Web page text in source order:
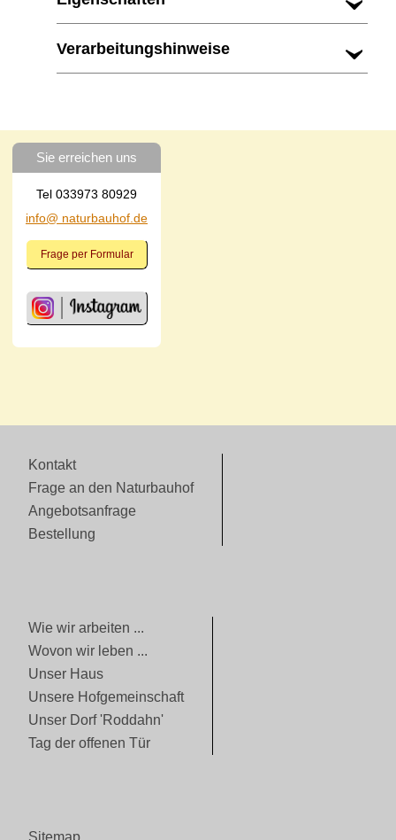
Verarbeitungshinweise
Sie erreichen uns
Tel 033973 80929
info@ naturbauhof.de
Frage per Formular
Kontakt
Frage an den Naturbauhof
Angebotsanfrage
Bestellung
Wie wir arbeiten ...
Wovon wir leben ...
Unser Haus
Unsere Hofgemeinschaft
Unser Dorf 'Roddahn'
Tag der offenen Tür
Sitemap